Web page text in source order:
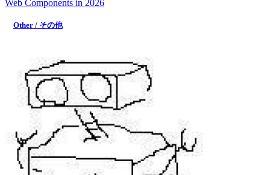
Web Components in 2026
Other / その他